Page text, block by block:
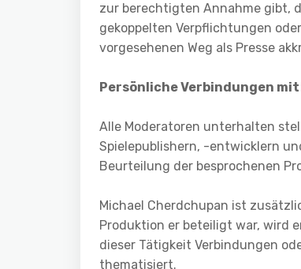
zur berechtigten Annahme gibt,
gekoppelten Verpflichtungen
vorgesehenen Weg als Presse
Persönliche Verbindungen
Alle Moderatoren unterhalten
Spielepublishern, -entwicklern
Beurteilung der besprochenen
Michael Cherdchupan ist
Produktion er beteiligt war, wird
dieser Tätigkeit Verbindungen
thematisiert.